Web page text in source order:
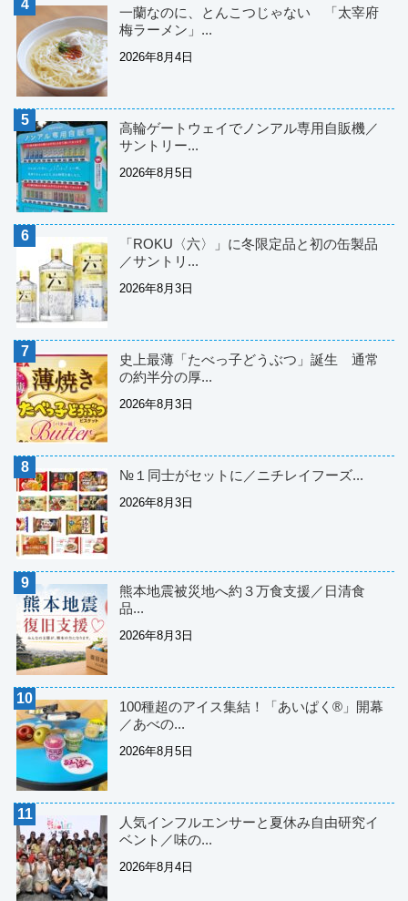
一蘭なのに、とんこつじゃない 「太宰府
梅ラーメン」...
2026年8月4日
高輪ゲートウェイでノンアル専用自販機／
サントリー...
2026年8月5日
「ROKU〈六〉」に冬限定品と初の缶製品
／サントリ...
2026年8月3日
史上最薄「たべっ子どうぶつ」誕生 通常
の約半分の厚...
2026年8月3日
№１同士がセットに／ニチレイフーズ...
2026年8月3日
熊本地震被災地へ約３万食支援／日清食
品...
2026年8月3日
100種超のアイス集結！「あいぱく®」開幕
／あべの...
2026年8月5日
人気インフルエンサーと夏休み自由研究イ
ベント／味の...
2026年8月4日